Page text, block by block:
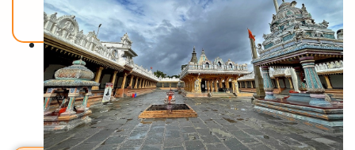
Back To Home
मंदिरे